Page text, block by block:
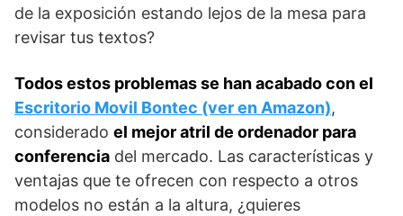
de la exposición estando lejos de la mesa para
revisar tus textos?
Todos estos problemas se han acabado con el
Escritorio Movil Bontec (ver en Amazon),
considerado el mejor atril de ordenador para
conferencia del mercado. Las características y
ventajas que te ofrecen con respecto a otros
modelos no están a la altura, ¿quieres